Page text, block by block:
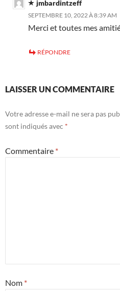
jmbardintzeff
SEPTEMBRE 10, 2022 À 8:39 AM
Merci et toutes mes
RÉPONDRE
LAISSER UN COMMENTAIRE
Votre adresse e-mail ne sera pas
sont indiqués avec *
Commentaire *
Nom *